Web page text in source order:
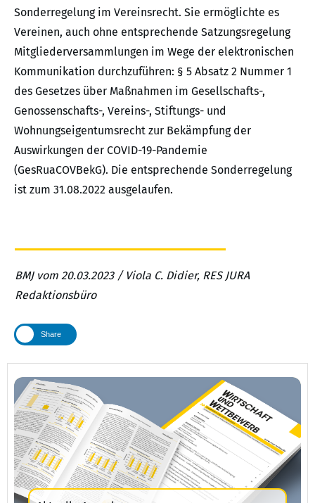
Sonderregelung im Vereinsrecht. Sie ermöglichte es
Vereinen, auch ohne entsprechende Satzungsregelung
Mitgliederversammlungen im Wege der elektronischen
Kommunikation durchzuführen: § 5 Absatz 2 Nummer 1
des Gesetzes über Maßnahmen im Gesellschafts-,
Genossenschafts-, Vereins-, Stiftungs- und
Wohnungseigentumsrecht zur Bekämpfung der
Auswirkungen der COVID-19-Pandemie
(GesRuaCOVBekG). Die entsprechende Sonderregelung
ist zum 31.08.2022 ausgelaufen.
BMJ vom 20.03.2023 / Viola C. Didier, RES JURA
Redaktionsbüro
Share